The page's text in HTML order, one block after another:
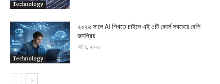
Technology
Technology
২০২৬ সালে AI শিখতে চাইলে এই ৫টি কোর্স সবচেয়ে বেশি
জনপ্রিয়
মার্চ ৪, ২০২৬